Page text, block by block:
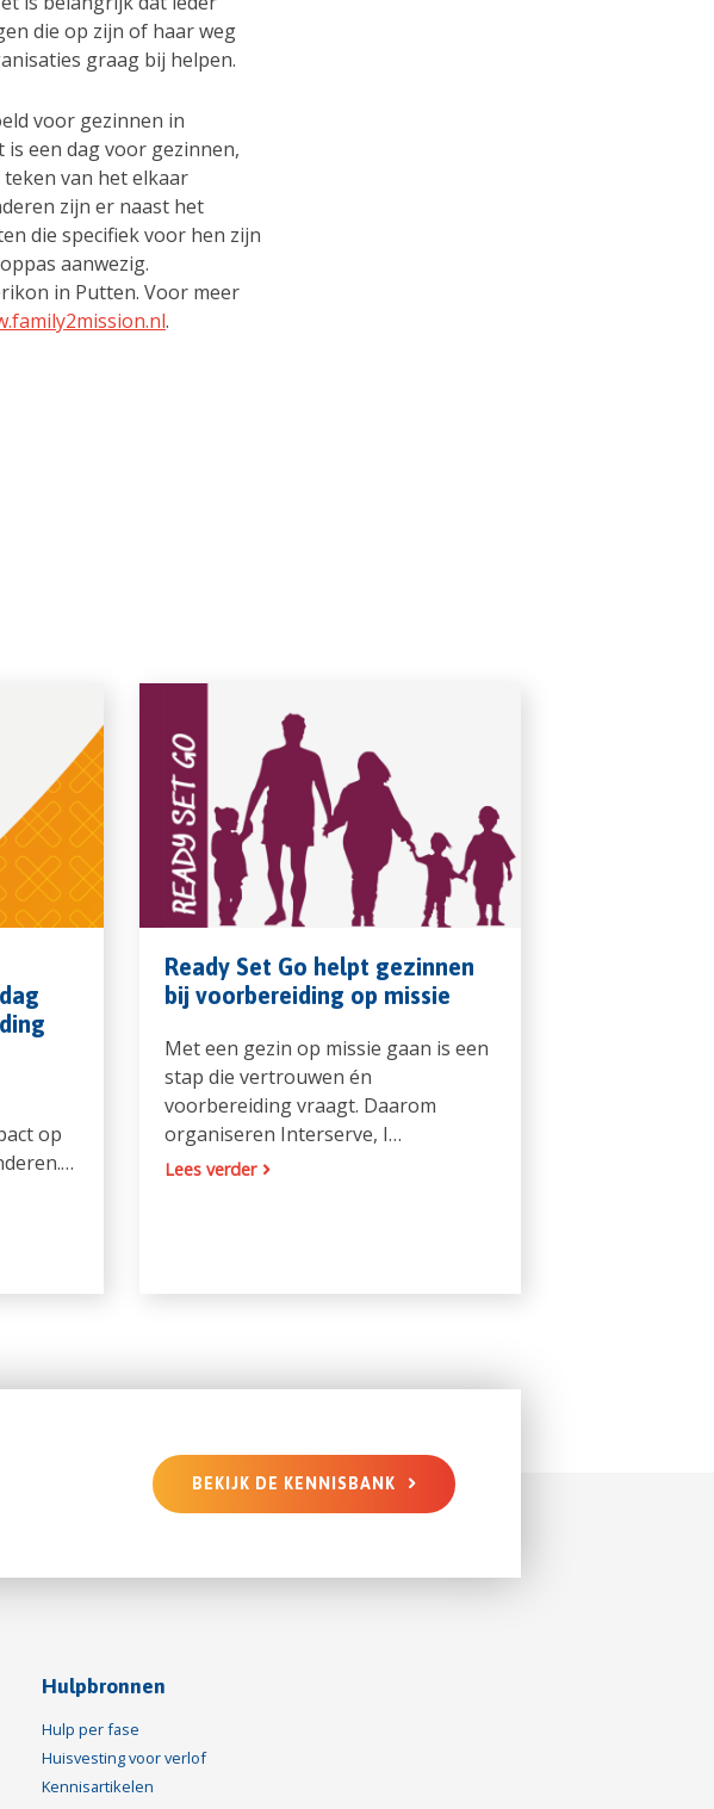
die op zijn of haar weg
graag bij helpen.
voor gezinnen in
een dag voor gezinnen,
van het elkaar
zijn er naast het
die specifiek voor hen zijn
aanwezig.
in Putten. Voor meer
.
op
Ready Set Go helpt gezinnen
bij voorbereiding op missie
Met een gezin op missie gaan is een
stap die vertrouwen én
voorbereiding vraagt. Daarom
organiseren Interserve, I…
Lees verder
BEKIJK DE KENNISBANK
Hulpbronnen
Hulp per fase
Huisvesting voor verlof
Kennisartikelen